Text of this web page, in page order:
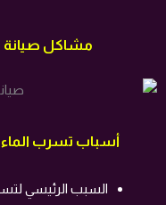
مشاكل صيانة
أسباب تسرب
السبب الرئيسي